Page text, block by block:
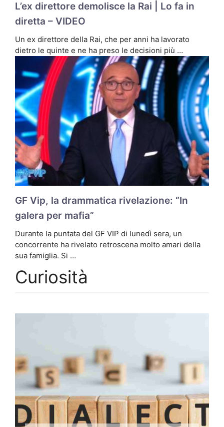
L’ex direttore demolisce la Rai | Lo fa in
diretta – VIDEO
Un ex direttore della Rai, che per anni ha lavorato
dietro le quinte e ne ha preso le decisioni più …
GF Vip, la drammatica rivelazione: “In
galera per mafia”
Durante la puntata del GF VIP di lunedì sera, un
concorrente ha rivelato retroscena molto amari della
sua famiglia. Si …
Curiosità